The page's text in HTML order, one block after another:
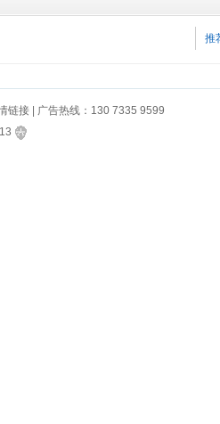
推
链接| 广告热线：130 7335 9599